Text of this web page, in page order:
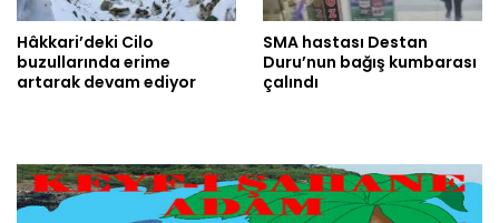
Hâkkari’deki Cilo
buzullarında erime
artarak devam ediyor
SMA hastası Destan
Duru’nun bağış kumbarası
çalındı